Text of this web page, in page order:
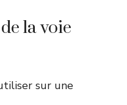
la voie
sur une